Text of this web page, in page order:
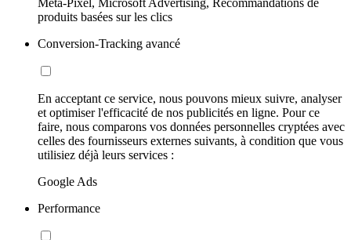
Meta-Pixel, Microsoft Advertising, Recommandations de
produits basées sur les clics
Conversion-Tracking avancé
En acceptant ce service, nous pouvons mieux suivre, analyser
et optimiser l'efficacité de nos publicités en ligne. Pour ce
faire, nous comparons vos données personnelles cryptées avec
celles des fournisseurs externes suivants, à condition que vous
utilisiez déjà leurs services :
Google Ads
Performance